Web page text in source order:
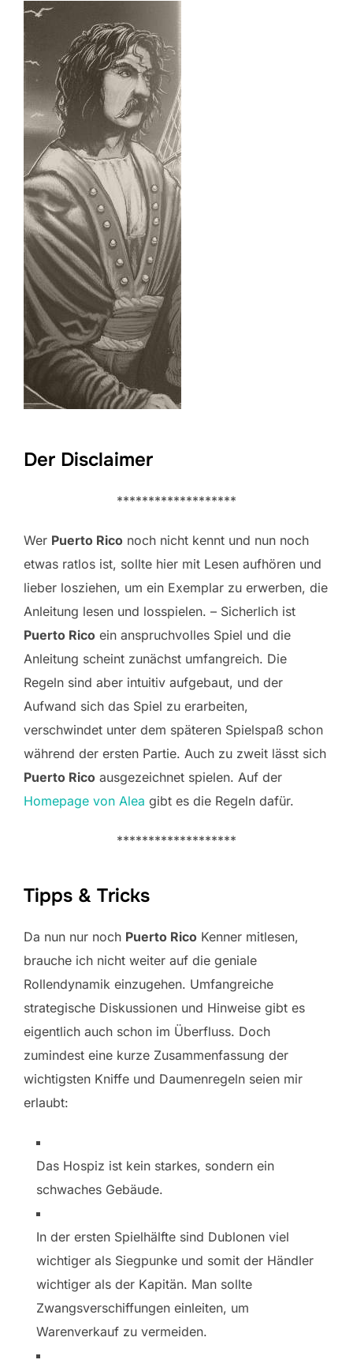
Der Disclaimer
*******************
Wer Puerto Rico noch nicht kennt und nun noch
etwas ratlos ist, sollte hier mit Lesen aufhören und
lieber losziehen, um ein Exemplar zu erwerben, die
Anleitung lesen und losspielen. – Sicherlich ist
Puerto Rico ein anspruchvolles Spiel und die
Anleitung scheint zunächst umfangreich. Die
Regeln sind aber intuitiv aufgebaut, und der
Aufwand sich das Spiel zu erarbeiten,
verschwindet unter dem späteren Spielspaß schon
während der ersten Partie. Auch zu zweit lässt sich
Puerto Rico ausgezeichnet spielen. Auf der
Homepage von Alea gibt es die Regeln dafür.
*******************
Tipps & Tricks
Da nun nur noch Puerto Rico Kenner mitlesen,
brauche ich nicht weiter auf die geniale
Rollendynamik einzugehen. Umfangreiche
strategische Diskussionen und Hinweise gibt es
eigentlich auch schon im Überfluss. Doch
zumindest eine kurze Zusammenfassung der
wichtigsten Kniffe und Daumenregeln seien mir
erlaubt:
Das Hospiz ist kein starkes, sondern ein
schwaches Gebäude.
In der ersten Spielhälfte sind Dublonen viel
wichtiger als Siegpunke und somit der Händler
wichtiger als der Kapitän. Man sollte
Zwangsverschiffungen einleiten, um
Warenverkauf zu vermeiden.